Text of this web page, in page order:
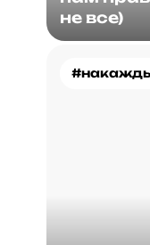
не все)